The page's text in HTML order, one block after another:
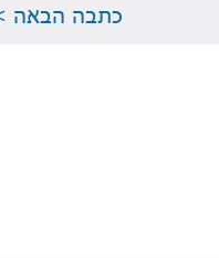
כתבה הבאה